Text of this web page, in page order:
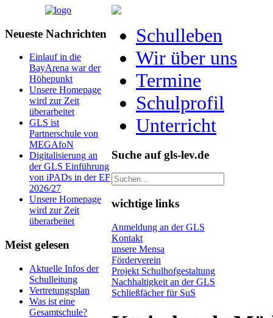
Neueste Nachrichten
Einlauf in die
BayArena war der
Höhepunkt
Unsere Homepage
wird zur Zeit
überarbeitet
GLS ist
Partnerschule von
MEGAfoN
Digitalisierung an
der GLS Einführung
von iPADs in der EF
2026/27
Unsere Homepage
wird zur Zeit
überarbeitet
Meist gelesen
Aktuelle Infos der
Schulleitung
Vertretungsplan
Was ist eine
Gesamtschule?
Schulleben
Wir über uns
Termine
Schulprofil
Unterricht
Suche auf gls-lev.de
wichtige links
Anmeldung an der GLS
Kontakt
unsere Mensa
Förderverein
Projekt Schulhofgestaltung
Nachhaltigkeit an der GLS
Schließfächer für SuS